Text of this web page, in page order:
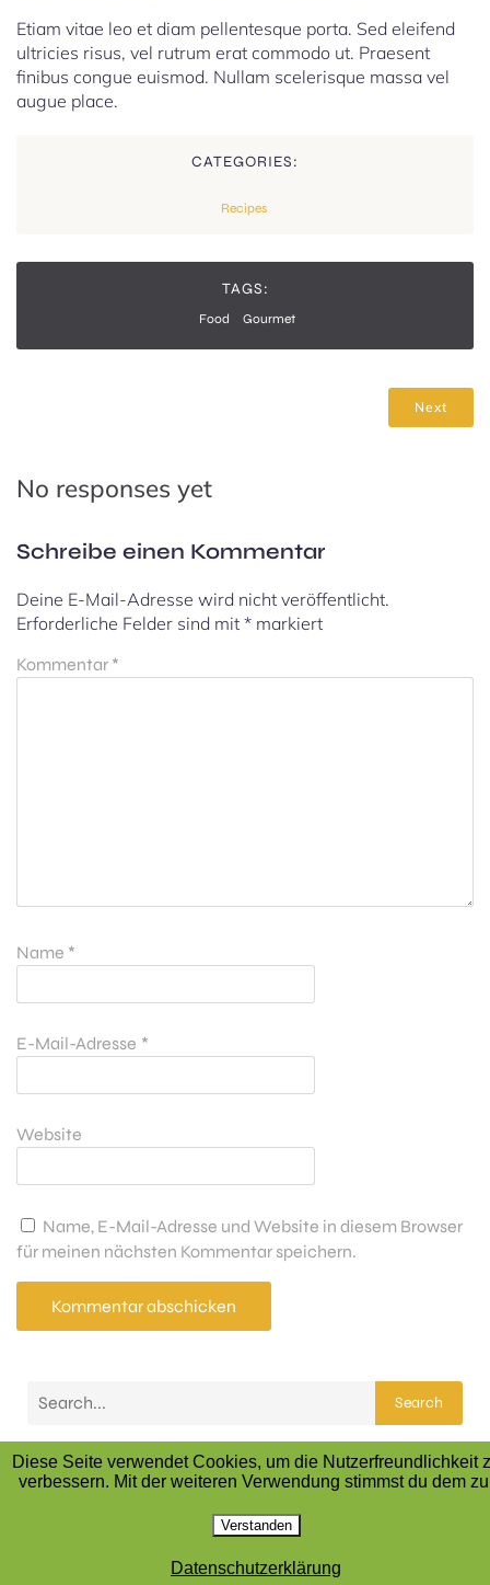
Etiam vitae leo et diam pellentesque porta. Sed eleifend
ultricies risus, vel rutrum erat commodo ut. Praesent
finibus congue euismod. Nullam scelerisque massa vel
augue place.
CATEGORIES:
Recipes
TAGS:
Food Gourmet
Next
No responses yet
Schreibe einen Kommentar
Deine E-Mail-Adresse wird nicht veröffentlicht.
Erforderliche Felder sind mit * markiert
Kommentar *
Name *
E-Mail-Adresse *
Website
Name, E-Mail-Adresse und Website in diesem Browser
für meinen nächsten Kommentar speichern.
Search
Latest Comments
Diese Seite verwendet Cookies, um die Nutzerfreundlichkeit
verbessern. Mit der weiteren Verwendung stimmst du dem
Verstanden
Datenschutzerklärung